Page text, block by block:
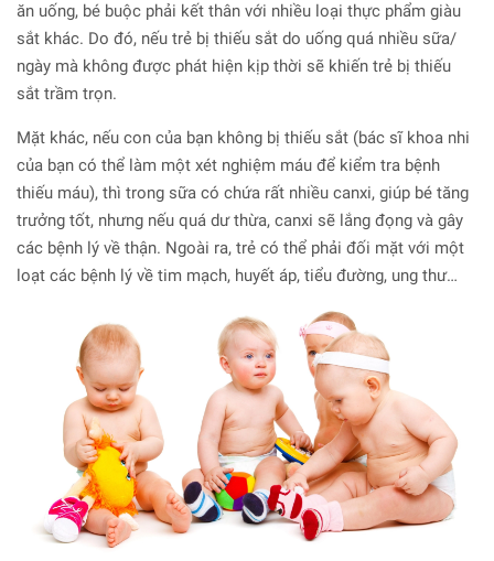
ăn uống, bé buộc phải kết thân với nhiều loại thực phẩm giàu
sắt khác. Do đó, nếu trẻ bị thiếu sắt do uống quá nhiều sữa/
ngày mà không được phát hiện kịp thời sẽ khiến trẻ bị thiếu
sắt trầm trọn.
Mặt khác, nếu con của bạn không bị thiếu sắt (bác sĩ khoa nhi
của bạn có thể làm một xét nghiệm máu để kiểm tra bệnh
thiếu máu), thì trong sữa có chứa rất nhiều canxi, giúp bé tăng
trưởng tốt, nhưng nếu quá dư thừa, canxi sẽ lắng đọng và gây
các bệnh lý về thận. Ngoài ra, trẻ có thể phải đối mặt với một
loạt các bệnh lý về tim mạch, huyết áp, tiểu đường, ung thư…